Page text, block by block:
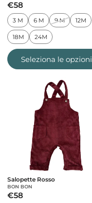
€58
3 M 6 M 9 M 12M
18M 24M
Seleziona le opzioni
Salopette Rosso
BON BON
€58